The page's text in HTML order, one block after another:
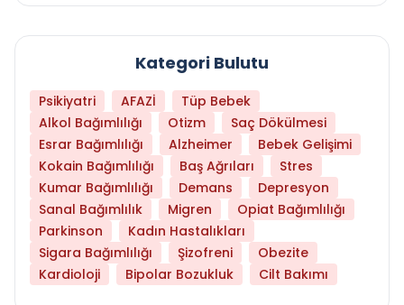
Kategori Bulutu
Psikiyatri AFAZİ
Tüp Bebek
Alkol Bağımlılığı
Otizm
Saç Dökülmesi
Esrar Bağımlılığı
Alzheimer
Bebek Gelişimi
Kokain Bağımlılığı
Baş Ağrıları
Stres
Kumar Bağımlılığı
Demans
Depresyon
Sanal Bağımlılık
Migren
Opiat Bağımlılığı
Parkinson
Kadın Hastalıkları
Sigara Bağımlılığı
Şizofreni
Obezite
Kardioloji
Bipolar Bozukluk Cilt Bakımı